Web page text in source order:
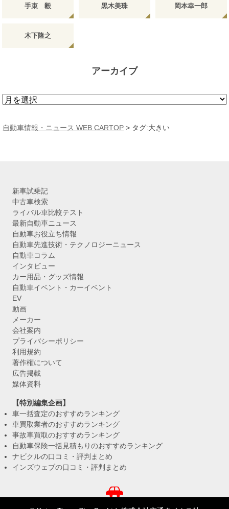
手束 毅 黒木美珠 岡本幸一郎
木下隆之
アーカイブ
ア
カ
自動車情報・ニュース WEB CARTOP > タグ:大きい
新車試乗記
中古車検索
ライバル車比較テスト
最新自動車ニュース
自動車お役立ち情報
自動車先進技術・テクノロジーニュース
自動車コラム
インタビュー
カー用品・グッズ情報
自動車イベント・カーイベント
EV
動画
メーカー
会社案内
プライバシーポリシー
利用規約
著作権について
広告掲載
媒体資料
【特別編集企画】
車一括査定のおすすめランキング
車買取業者のおすすめランキング
事故車買取のおすすめランキング
自動車保険一括見積もりのおすすめランキング
ナビクルの口コミ・評判まとめ
インズウェブの口コミ・評判まとめ